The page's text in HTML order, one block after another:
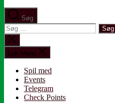
Søg
Søg
efter:
Luk
søgning
Luk Menu
Spil med
Events
Telegram
Check Points